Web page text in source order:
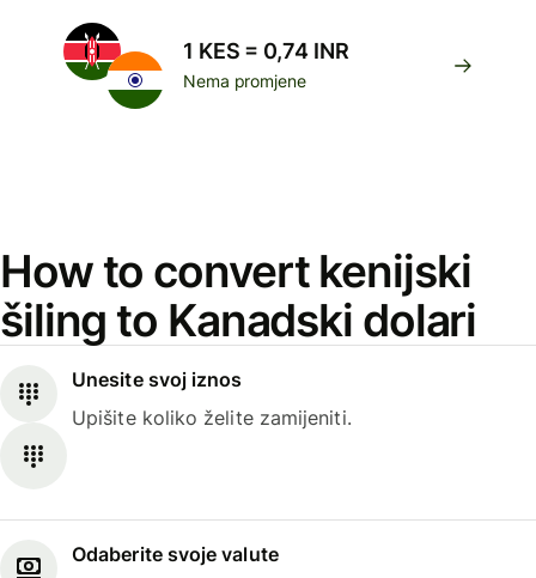
1 KES = 0,74 INR
Nema promjene
How to convert kenijski
šiling to Kanadski dolari
Unesite svoj iznos
Upišite koliko želite zamijeniti.
Odaberite svoje valute